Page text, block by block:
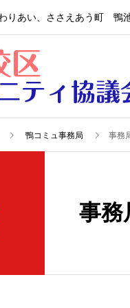
りあい、ささえあう町 鴨
鴨コミュ事務局 事務
事務